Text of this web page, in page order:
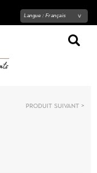
Langue : Français
Produit suivant